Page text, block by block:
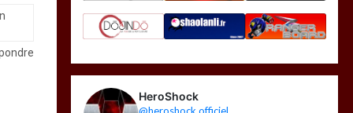
HeroShock